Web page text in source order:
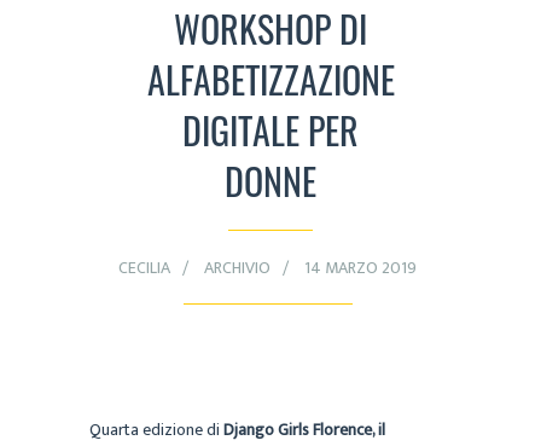
WORKSHOP DI
ALFABETIZZAZIONE
DIGITALE PER
DONNE
CECILIA ARCHIVIO 14 MARZO 2019
Quarta edizione diDjango Girls Florence, il